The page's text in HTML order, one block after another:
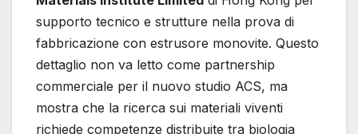
supporto tecnico e strutture nella prova di
fabbricazione con estrusore monovite. Questo
dettaglio non va letto come partnership
commerciale per il nuovo studio ACS, ma
mostra che la ricerca sui materiali viventi
richiede competenze distribuite tra biologia